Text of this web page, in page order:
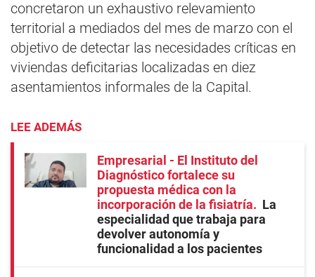
concretaron un exhaustivo relevamiento
territorial a mediados del mes de marzo con el
objetivo de detectar las necesidades críticas en
viviendas deficitarias localizadas en diez
asentamientos informales de la Capital.
LEE ADEMÁS
Empresarial - El Instituto del
Diagnóstico fortalece su
propuesta médica con la
incorporación de la fisiatría
La
especialidad que trabaja para
devolver autonomía y
funcionalidad a los pacientes